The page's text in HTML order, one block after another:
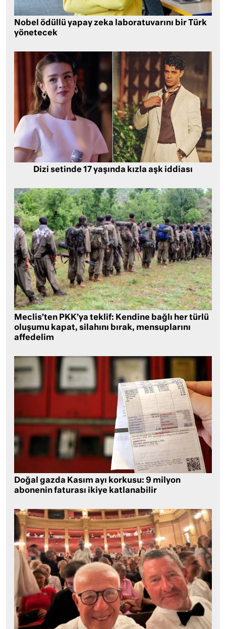
Nobel ödüllü yapay zeka laboratuvarını bir Türk
yönetecek
Dizi setinde 17 yaşında kızla aşk iddiası
Meclis’ten PKK’ya teklif: Kendine bağlı her türlü
oluşumu kapat, silahını bırak, mensuplarını
affedelim
Doğal gazda Kasım ayı korkusu: 9 milyon
abonenin faturası ikiye katlanabilir